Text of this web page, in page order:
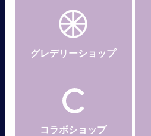
グレデリーショップ
コラボショップ